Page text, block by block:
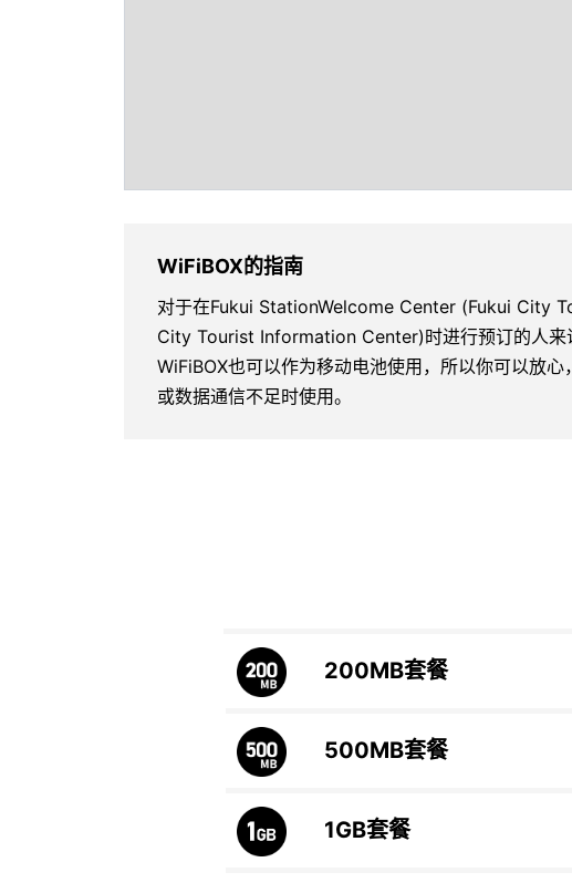
WiFiBOX的指南
对于在Fukui StationWelcome Center (Fukui City
City Tourist Information Center)时进行预订的人来
WiFiBOX也可以作为移动电池使用，所以你可以放
或数据通信不足时使用。
200MB套餐
500MB套餐
1GB套餐